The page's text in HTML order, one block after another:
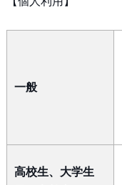
一般
高校生、大学生